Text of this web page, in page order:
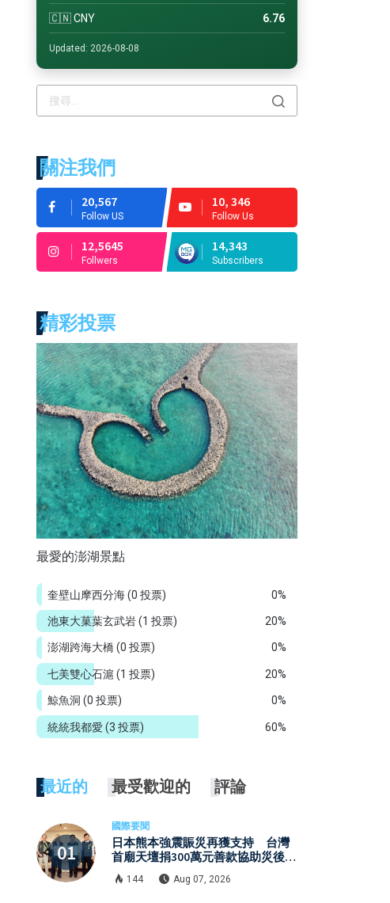
🇨🇳 CNY 6.76
Updated: 2026-08-08
關注我們
20,567
Follow US
10, 346
Follow Us
12,5645
Follwers
14,343
Subscribers
精彩投票
最愛的澎湖景點
0%
奎壁山摩西分海(0 投票)
20%
池東大菓葉玄武岩(1 投票)
0%
澎湖跨海大橋(0 投票)
20%
七美雙心石滬 (1 投票)
0%
鯨魚洞 (0 投票)
60%
統統我都愛 (3 投票)
最近的 最受歡迎的 評論
國際要聞
日本熊本強震賑災再獲支持 台灣
首廟天壇捐300萬元善款協助災後復
原
144 Aug 07, 2026